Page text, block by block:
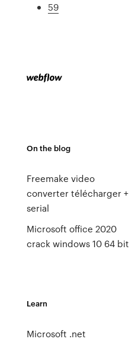
59
On the blog
Freemake video
converter télécharger +
serial
Microsoft office 2020
crack windows 10 64 bit
Learn
Microsoft .net